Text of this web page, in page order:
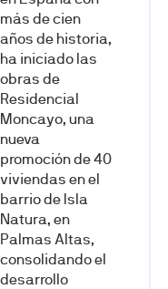
más de cien
años de historia,
ha iniciado las
obras de
Residencial
Moncayo, una
nueva
promoción de 40
viviendas en el
barrio de Isla
Natura, en
Palmas Altas,
consolidando el
desarrollo